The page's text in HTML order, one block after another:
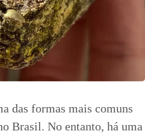
das formas mais comuns
Brasil. No entanto, há uma